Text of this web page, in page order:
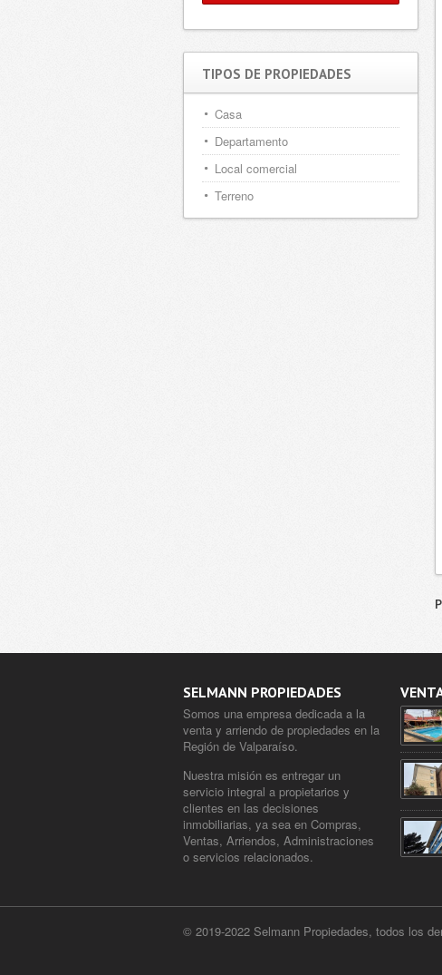
TIPOS DE PROPIEDADES
Casa
Departamento
Local comercial
Terreno
SELMANN PROPIEDADES
Somos una empresa dedicada a la
venta y arriendo de propiedades en la
Región de Valparaíso.
Nuestra misión es entregar un
servicio integral a propietarios y
clientes en las decisiones
inmobiliarias, ya sea en Compras,
Ventas, Arriendos, Administraciones
o servicios relacionados.
© 2019-2022 Selmann Propiedades, todos los